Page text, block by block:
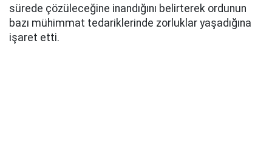
sürede çözüleceğine inandığını belirterek ordunun
bazı mühimmat tedariklerinde zorluklar yaşadığına
işaret etti.